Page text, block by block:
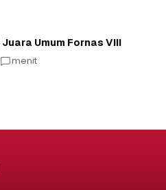
Umum Fornas VIII
menit